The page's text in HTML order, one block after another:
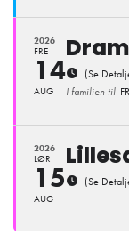
2026
FRE
14
AUG
(Se
I familien til
2026
LØR
15
AUG
(Se